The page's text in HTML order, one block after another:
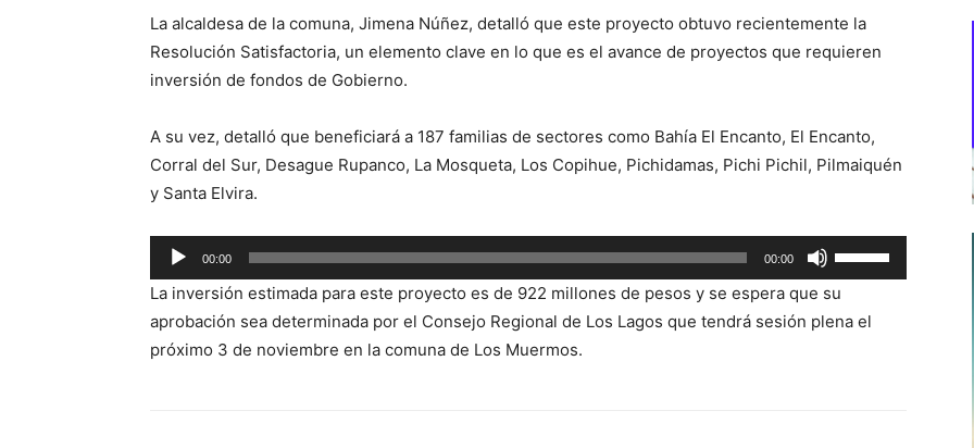
La alcaldesa de la comuna, Jimena Núñez, detalló que este proyecto obtuvo recientemente la
Resolución Satisfactoria, un elemento clave en lo que es el avance de proyectos que requieren
inversión de fondos de Gobierno.
A su vez, detalló que beneficiará a 187 familias de sectores como Bahía El Encanto, El Encanto,
Corral del Sur, Desague Rupanco, La Mosqueta, Los Copihue, Pichidamas, Pichi Pichil, Pilmaiquén
y Santa Elvira.
Reproductor
de
audio
00:00 00:00
las
teclas
de
La inversión estimada para este proyecto es de 922 millones de pesos y se espera que su
aprobación sea determinada por el Consejo Regional de Los Lagos que tendrá sesión plena el
próximo 3 de noviembre en la comuna de Los Muermos.